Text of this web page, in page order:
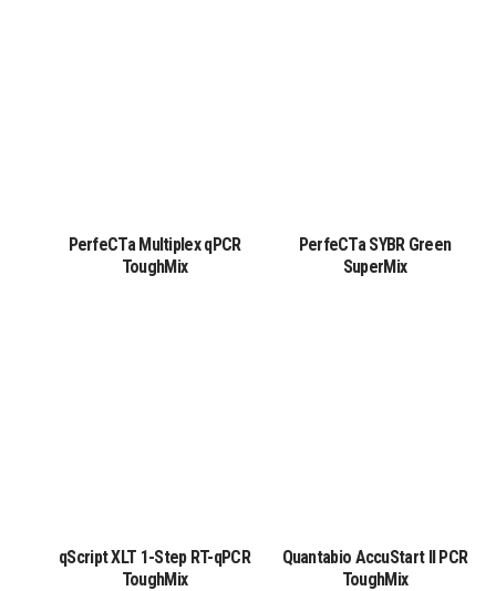
PerfeCTa Multiplex qPCR
ToughMix
PerfeCTa SYBR Green
SuperMix
qScript XLT 1-Step RT-qPCR
ToughMix
Quantabio AccuStart II PCR
ToughMix